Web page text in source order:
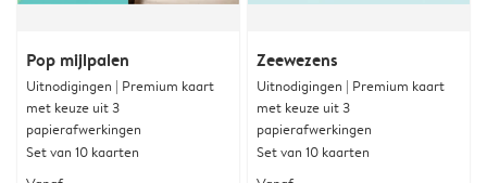
Pop mijlpalen
Uitnodigingen | Premium kaart
met keuze uit 3
papierafwerkingen
Set van 10 kaarten
Zeewezens
Uitnodigingen | Premium kaart
met keuze uit 3
papierafwerkingen
Set van 10 kaarten